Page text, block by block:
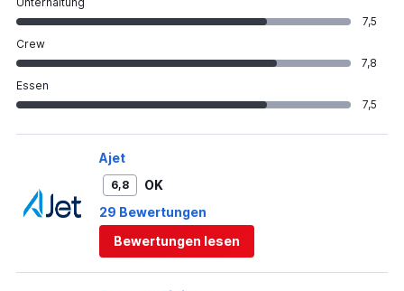
7,5
Crew
7,8
Essen
7,5
Ajet
6,8
OK
29 Bewertungen
Bewertungen lesen